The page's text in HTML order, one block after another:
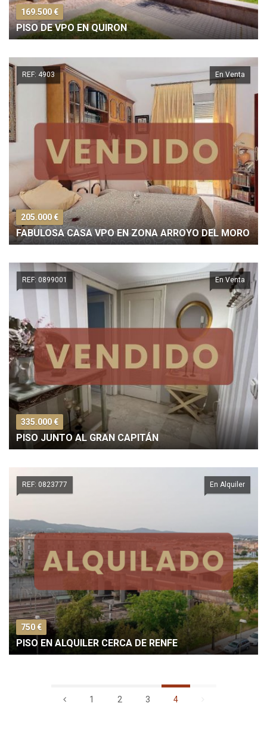
169.500 €
PISO DE VPO EN QUIRON
REF: 4903 En Venta
205.000 €
FABULOSA CASA VPO EN ZONA ARROYO DEL MORO
REF: 0899001 En Venta
335.000 €
PISO JUNTO AL GRAN CAPITÁN
REF: 0823777 En Alquiler
750 €
PISO EN ALQUILER CERCA DE RENFE
1 2 3 4(página